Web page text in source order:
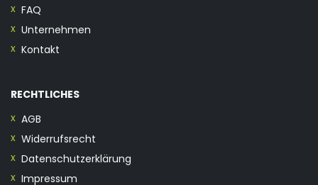
FAQ
Unternehmen
Kontakt
RECHTLICHES
AGB
Widerrufsrecht
Datenschutzerklärung
Impressum